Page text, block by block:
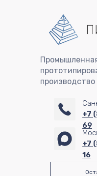
+7
69
+7
16
производство